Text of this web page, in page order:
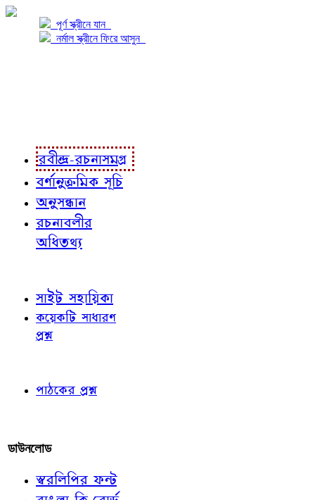
পূর্ণ স্ক্রীনে যান
নর্মাল স্ক্রীনে ফিরে আসুন
রবীন্দ্র-রচনাসমগ্র
বর্ণানুক্রমিক সূচি
অনুসন্ধান
রচনাবলীর
অধিতথ্য
সাইট সহায়িকা
কয়েকটি সাধারণ
প্রশ্ন
পাঠকের প্রশ্ন
ডাউনলোড
স্বরলিপির ফন্ট